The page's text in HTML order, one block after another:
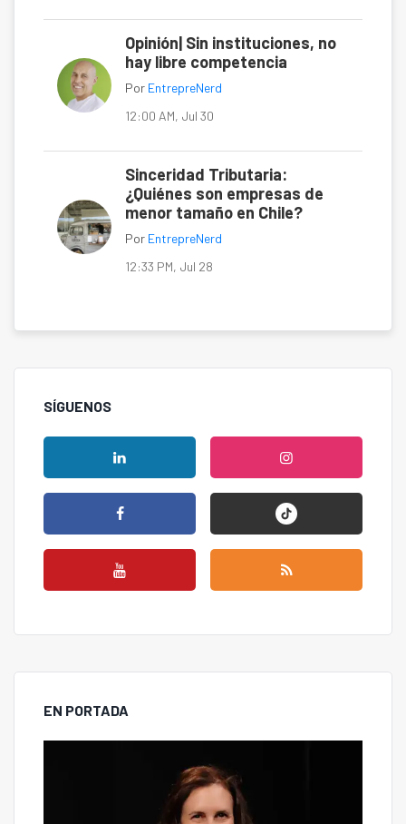
Opinión| Sin instituciones, no
hay libre competencia
Por EntrepreNerd
12:00 AM, Jul 30
Sinceridad Tributaria:
¿Quiénes son empresas de
menor tamaño en Chile?
Por EntrepreNerd
12:33 PM, Jul 28
SÍGUENOS
EN PORTADA